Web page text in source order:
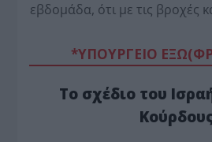
εβδομάδα, ότι με τις βροχές
*ΥΠΟΥΡΓΕΙΟ
Το σχέδιο του